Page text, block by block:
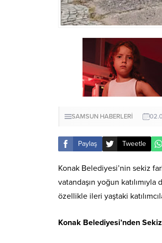
SAMSUN HABERLERİ
Paylaş Tweetle
Konak Belediyesi’nin sekiz
vatandaşın yoğun
özellikle ileri yaştaki
Konak Belediyesi’nden